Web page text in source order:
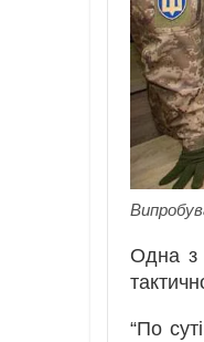
Одна з
“По